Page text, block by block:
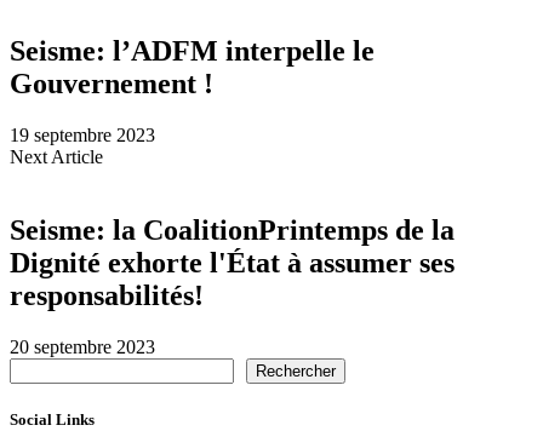
Seisme: l’ADFM interpelle le
Gouvernement !
19 septembre 2023
Next Article
Seisme: la CoalitionPrintemps de la
Dignité exhorte l'État à assumer ses
responsabilités!
20 septembre 2023
Rechercher
Social Links